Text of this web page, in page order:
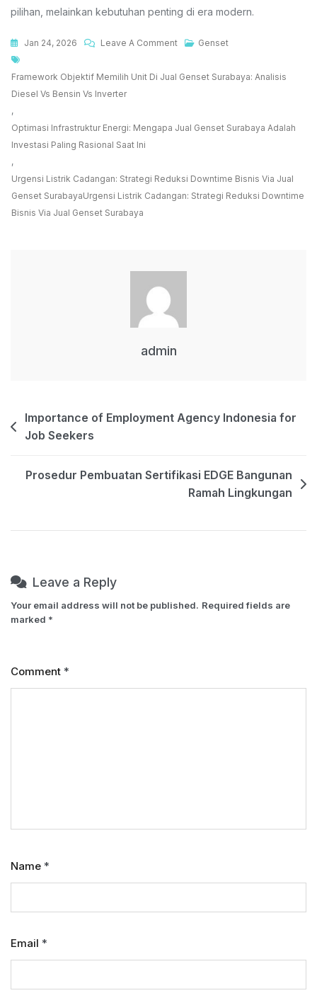
pilihan, melainkan kebutuhan penting di era modern.
Jan 24, 2026 Leave A CommentOn
Genset
Sumber
Ketika
Terjadi
Genset
Framework Objektif Memilih Unit Di Jual Genset Surabaya: Analisis
Diesel Vs Bensin Vs Inverter
,
Optimasi Infrastruktur Energi: Mengapa Jual Genset Surabaya Adalah
Investasi Paling Rasional Saat Ini
,
Urgensi Listrik Cadangan: Strategi Reduksi Downtime Bisnis Via Jual
Genset SurabayaUrgensi Listrik Cadangan: Strategi Reduksi Downtime
Bisnis Via Jual Genset Surabaya
admin
Post
navigation
Importance of Employment Agency Indonesia for
Job Seekers
Prosedur Pembuatan Sertifikasi EDGE Bangunan
Ramah Lingkungan
Leave a Reply
Your email address will not be published. Required fields are
marked *
Comment *
Name *
Email *